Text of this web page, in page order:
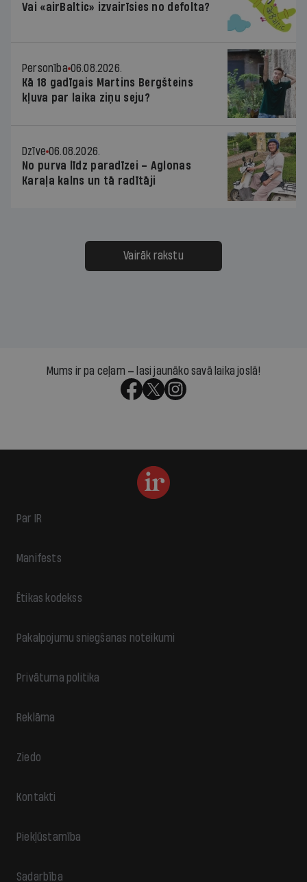
Vai «airBaltic» izvairīsies no defolta?
Personība 06.08.2026.
Kā 18 gadīgais Martins Bergšteins
kļuva par laika ziņu seju?
Dzīve 06.08.2026.
No purva līdz paradīzei – Aglonas
Karaļa kalns un tā radītāji
Vairāk rakstu
Mums ir pa ceļam — lasi jaunāko savā laika joslā!
Par IR
Manifests
Ētikas kodekss
Pakalpojumu sniegšanas noteikumi
Privātuma politika
Reklāma
Ziedo
Kontakti
Piekļūstamība
Sadarbība